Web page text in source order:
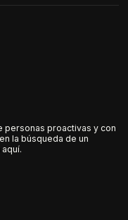
personas proactivas y con
la búsqueda de un